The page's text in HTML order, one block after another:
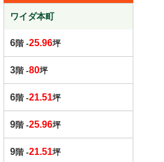
ワイダ本町
6階 -25.96坪
3階 -80坪
6階 -21.51坪
9階 -25.96坪
9階 -21.51坪